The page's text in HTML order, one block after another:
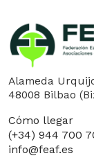
Alameda
48008 Bilbao
Cómo llegar
(+34) 944 700
info@feaf.es